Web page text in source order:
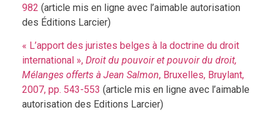
982 (article mis en ligne avec l’aimable autorisation
des Éditions Larcier)
« L’apport des juristes belges à la doctrine du droit
international »,Droit du pouvoir et pouvoir du droit,
Mélanges offerts à Jean Salmon, Bruxelles, Bruylant,
2007, pp. 543-553 (article mis en ligne avec l’aimable
autorisation des Editions Larcier)